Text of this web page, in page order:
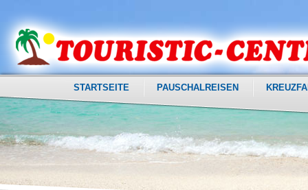
STARTSEITE PAUSCHALREISEN